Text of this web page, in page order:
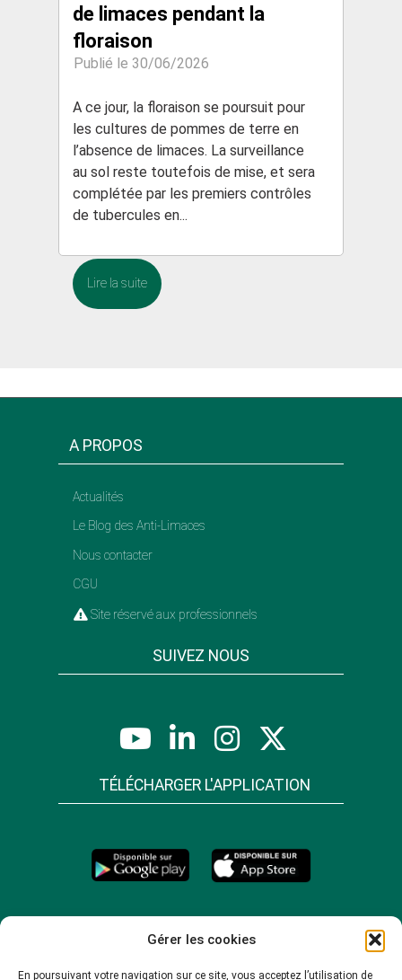
Gérer les cookies
En poursuivant votre navigation sur ce site, vous acceptez l’utilisation de
de limaces pendant la
floraison
Publié le 30/06/2026
A ce jour, la floraison se poursuit pour
les cultures de pommes de terre en
l’absence de limaces. La surveillance
au sol reste toutefois de mise, et sera
complétée par les premiers contrôles
de tubercules en...
Lire la suite
A PROPOS
Actualités
Le Blog des Anti-Limaces
Nous contacter
CGU
Site réservé aux professionnels
SUIVEZ NOUS
TÉLÉCHARGER L'APPLICATION